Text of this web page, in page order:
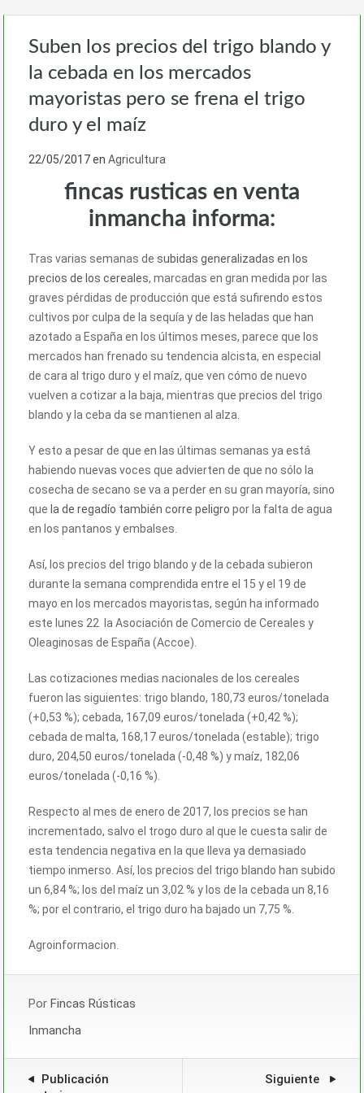
Suben los precios del trigo blando y
la cebada en los mercados
mayoristas pero se frena el trigo
duro y el maíz
22/05/2017en Agricultura
fincas rusticas en venta
inmancha informa:
Tras varias semanas de subidas generalizadas en los
precios de los cereales, marcadas en gran medida por las
graves pérdidas de producción que está sufirendo estos
cultivos por culpa de la sequía y de las heladas que han
azotado a España en los últimos meses, parece que los
mercados han frenado su tendencia alcista, en especial
de cara al trigo duro y el maíz, que ven cómo de nuevo
vuelven a cotizar a la baja, mientras que precios del trigo
blando y la ceba da se mantienen al alza.
Y esto a pesar de que en las últimas semanas ya está
habiendo nuevas voces que advierten de que no sólo la
cosecha de secano se va a perder en su gran mayoría, sino
que la de regadío también corre peligro por la falta de agua
en los pantanos y embalses.
Así, los precios del trigo blando y de la cebada subieron
durante la semana comprendida entre el 15 y el 19 de
mayo en los mercados mayoristas, según ha informado
este lunes 22 la Asociación de Comercio de Cereales y
Oleaginosas de España (Accoe).
Las cotizaciones medias nacionales de los cereales
fueron las siguientes: trigo blando, 180,73 euros/tonelada
(+0,53 %); cebada, 167,09 euros/tonelada (+0,42 %);
cebada de malta, 168,17 euros/tonelada (estable); trigo
duro, 204,50 euros/tonelada (-0,48 %) y maíz, 182,06
euros/tonelada (-0,16 %).
Respecto al mes de enero de 2017, los precios se han
incrementado, salvo el trogo duro al que le cuesta salir de
esta tendencia negativa en la que lleva ya demasiado
tiempo inmerso. Así, los precios del trigo blando han subido
un 6,84 %; los del maíz un 3,02 % y los de la cebada un 8,16
%; por el contrario, el trigo duro ha bajado un 7,75 %.
Agroinformacion.
Por Fincas Rústicas
Inmancha
Publicación
Siguiente